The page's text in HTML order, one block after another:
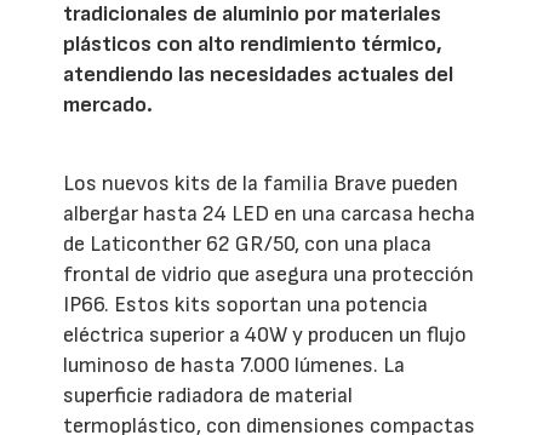
tradicionales de aluminio por materiales
plásticos con alto rendimiento térmico,
atendiendo las necesidades actuales del
mercado.
Los nuevos kits de la familia Brave pueden
albergar hasta 24 LED en una carcasa hecha
de Laticonther 62 GR/50, con una placa
frontal de vidrio que asegura una protección
IP66. Estos kits soportan una potencia
eléctrica superior a 40W y producen un flujo
luminoso de hasta 7.000 lúmenes. La
superficie radiadora de material
termoplástico, con dimensiones compactas